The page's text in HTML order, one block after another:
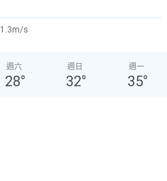
1.3m/s
週六
28°
週日
32°
週一
35°